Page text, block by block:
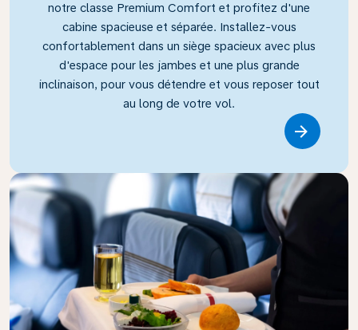
notre classe Premium Comfort et profitez d'une
cabine spacieuse et séparée. Installez-vous
confortablement dans un siège spacieux avec plus
d'espace pour les jambes et une plus grande
inclinaison, pour vous détendre et vous reposer tout
au long de votre vol.